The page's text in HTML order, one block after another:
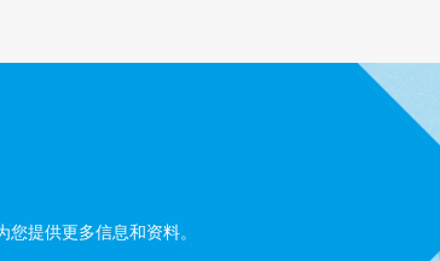
提供更多信息和资料。